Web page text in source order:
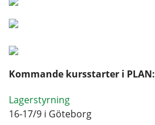
Kommande kursstarter i PLAN:
Lagerstyrning
16-17/9 i Göteborg